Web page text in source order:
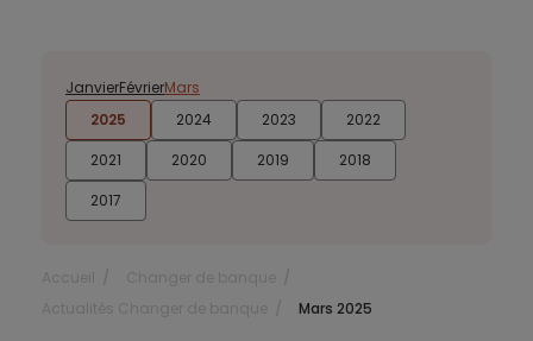
2025 2024 2023
2022
2021
2020 2019
2018
2017
JanvierFévrierMars
Mars 2025